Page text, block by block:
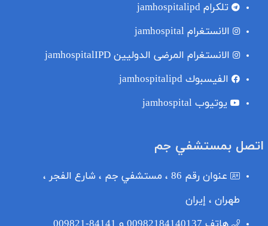
تلکرام jamhospitalipd
الانستغرام jamhospital
الانستغرام المرضى الدوليين jamhospitalIPD
الفيسبوك jamhospitalipd
یوتیوب jamhospital
اتصل بمستشفي جم
عنوان
رقم 86 ، مستشفي جم ، شارع الفجر ،
طهران ، إيران